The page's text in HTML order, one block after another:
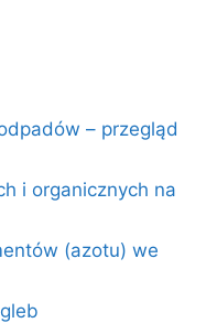
– przegląd
i organicznych na
(azotu) we